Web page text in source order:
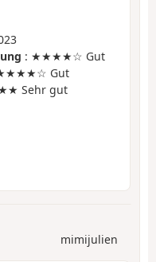
: ★★★★☆ Gut
Gut
Sehr gut
mimijulien